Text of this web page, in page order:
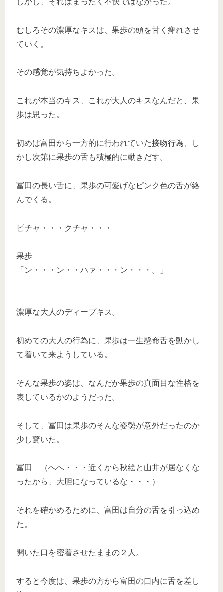
むしろその濃厚なキスは、果歩の頭を甘く痺れさせ
ていく。
その感覚が気持ちよかった。
これが本当のキス、これが大人のキスなんだと、果
歩は思った。
初めは富田から一方的に行われていた接吻行為、し
かし次第に果歩の舌も積極的に動きだす。
冨田の長い舌に、果歩の可愛げなピンク色の舌が絡
んでくる。
ピチャ・・・クチャ・・・
果歩
「ン・・・ン・・ハァ・・・ン・・・。」
濃厚な大人のディープキス。
初めての大人の行為に、果歩は一生懸命舌を動かし
て着いて来ようしている。
そんな果歩の姿は、なんだか果歩の真面目な性格を
表しているかのようだった。
そして、冨田は果歩のそんな姿勢が意外だったのか
少し驚いた。
冨田 （へへ・・・近くから秋絵と山井が居なくな
ったから、大胆になっているな・・・）
それを確かめるために、富田は自分の舌を引っ込め
た。
開いた口を密着させたままの２人。
すると今度は、果歩の方から富田の口内に舌を差し